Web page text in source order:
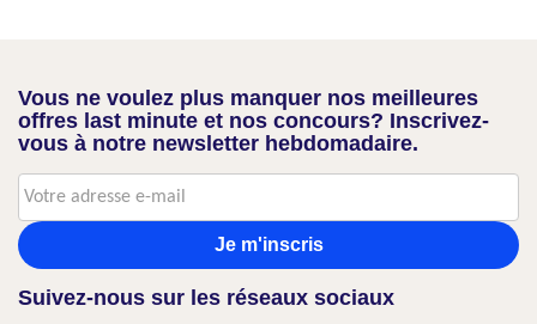
Vous ne voulez plus manquer nos meilleures
offres last minute et nos concours? Inscrivez-
vous à notre newsletter hebdomadaire.
Je m'inscris
Suivez-nous sur les réseaux sociaux